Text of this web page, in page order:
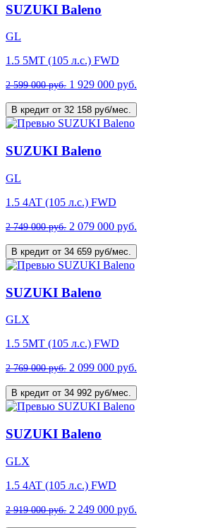
SUZUKI Baleno
GL
1.5 5MT (105 л.с.) FWD
2 599 000 руб. 1 929 000 руб.
В кредит от 32 158 руб/мес.
SUZUKI Baleno
GL
1.5 4AT (105 л.с.) FWD
2 749 000 руб. 2 079 000 руб.
В кредит от 34 659 руб/мес.
SUZUKI Baleno
GLX
1.5 5MT (105 л.с.) FWD
2 769 000 руб. 2 099 000 руб.
В кредит от 34 992 руб/мес.
SUZUKI Baleno
GLX
1.5 4AT (105 л.с.) FWD
2 919 000 руб. 2 249 000 руб.